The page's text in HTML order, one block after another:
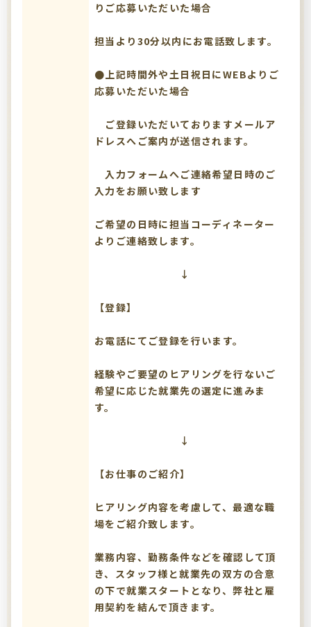
りご応募いただいた場合
担当より30分以内にお電話致します。
●上記時間外や土日祝日にWEBよりご
応募いただいた場合
ご登録いただいておりますメールア
ドレスへご案内が送信されます。
入力フォームへご連絡希望日時のご
入力をお願い致します
ご希望の日時に担当コーディネーター
よりご連絡致します。
↓
【登録】
お電話にてご登録を行います。
経験やご要望のヒアリングを行ないご
希望に応じた就業先の選定に進みま
す。
↓
【お仕事のご紹介】
ヒアリング内容を考慮して、最適な職
場をご紹介致します。
業務内容、勤務条件などを確認して頂
き、スタッフ様と就業先の双方の合意
の下で就業スタートとなり、弊社と雇
用契約を結んで頂きます。